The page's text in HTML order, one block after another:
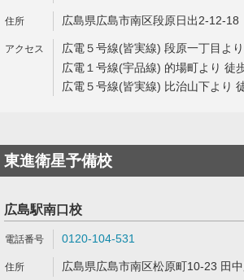
広島県広島市南区段原日出2-12-18
広電５号線(皆実線) 段原一丁目よ
広電１号線(宇品線) 的場町より 徒
広電５号線(皆実線) 比治山下より
東進衛星予備校
広島駅南口校
0120-104-531
広島県広島市南区松原町10-23 田